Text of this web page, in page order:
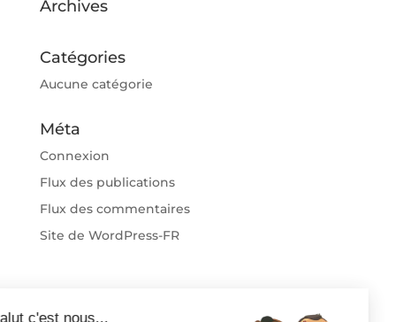
Archives
Catégories
Aucune catégorie
Méta
Connexion
Flux des publications
Flux des commentaires
Site de WordPress-FR
Salut c'est nous...